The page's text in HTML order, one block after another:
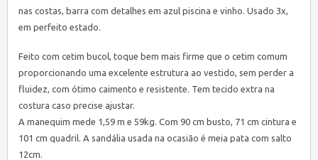
nas costas, barra com detalhes em azul piscina e vinho. Usado 3x,
em perfeito estado.
Feito com cetim bucol, toque bem mais firme que o cetim comum
proporcionando uma excelente estrutura ao vestido, sem perder a
fluidez, com ótimo caimento e resistente. Tem tecido extra na
costura caso precise ajustar.
A manequim mede 1,59 m e 59kg. Com 90 cm busto, 71 cm cintura e
101 cm quadril. A sandália usada na ocasião é meia pata com salto
12cm.